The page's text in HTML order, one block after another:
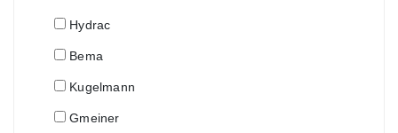
Hydrac
Bema
Kugelmann
Gmeiner